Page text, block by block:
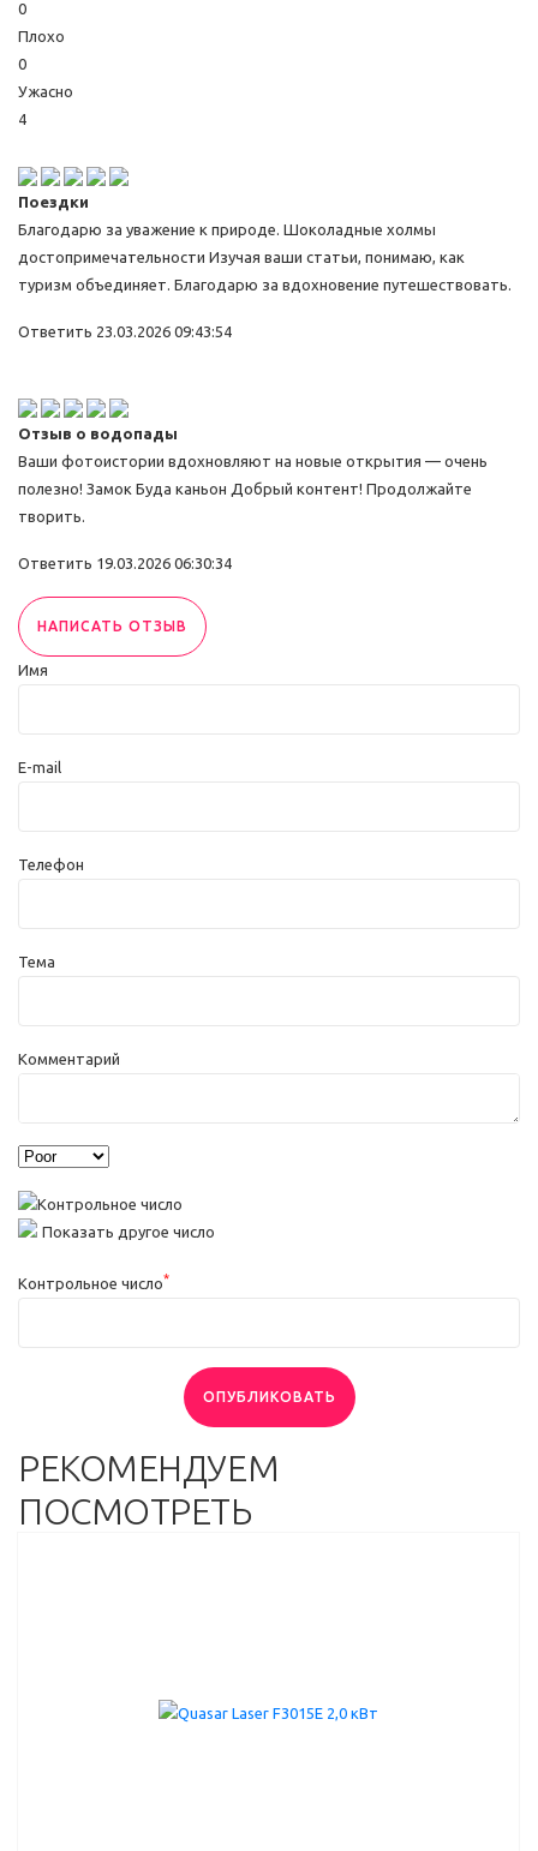
0
Плохо
0
Ужасно
4
Поездки
Благодарю за уважение к природе. Шоколадные холмы
достопримечательности Изучая ваши статьи, понимаю, как
туризм объединяет. Благодарю за вдохновение путешествовать.
Ответить 23.03.2026 09:43:54
Отзыв о водопады
Ваши фотоистории вдохновляют на новые открытия — очень
полезно! Замок Буда каньон Добрый контент! Продолжайте
творить.
Ответить 19.03.2026 06:30:34
НАПИСАТЬ ОТЗЫВ
Имя
E-mail
Телефон
Тема
Комментарий
Показать другое число
Контрольное число*
ОПУБЛИКОВАТЬ
РЕКОМЕНДУЕМ
ПОСМОТРЕТЬ